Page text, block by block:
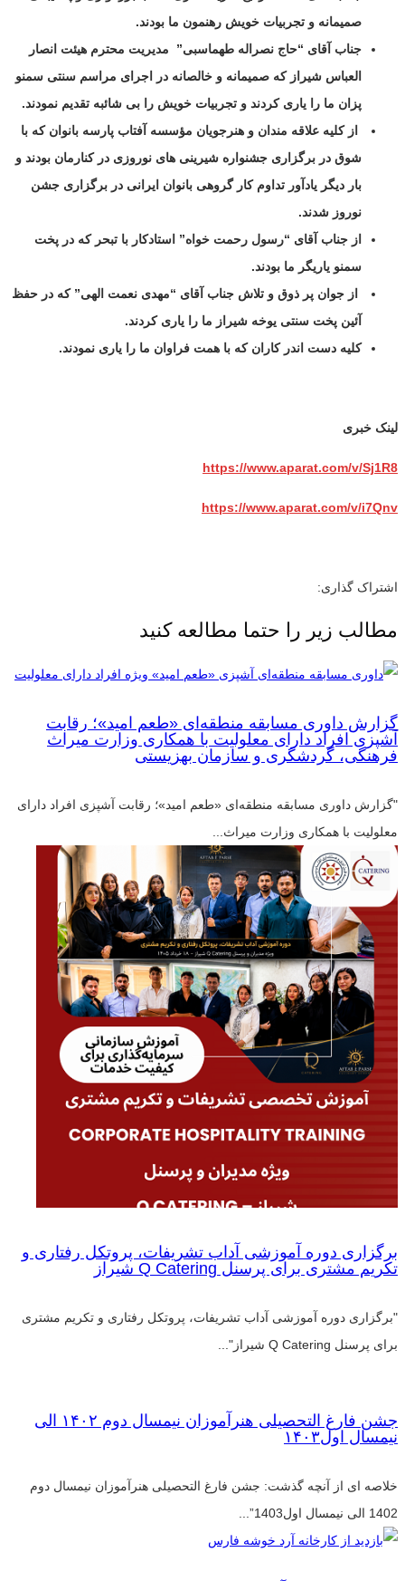
صمیمانه و تجربیات خویش رهنمون ما بودند.
جناب آقای “حاج نصراله طهماسبی”
مدیریت محترم هیئت انصار
العباس شیراز که صمیمانه و خالصانه در اجرای مراسم سنتی سمنو
پزان ما را یاری کردند و تجربیات خویش را بی شائبه تقدیم نمودند.
از کلیه علاقه مندان و هنرجویان مؤسسه آفتاب پارسه بانوان که با
شوق در برگزاری جشنواره شیرینی های نوروزی در کنارمان بودند و
بار دیگر یادآور تداوم کار گروهی بانوان ایرانی در برگزاری جشن
نوروز شدند.
از جناب آقای “رسول رحمت خواه” استادکار با تبحر که در پخت
سمنو یاریگر ما بودند.
از جوان پر ذوق و تلاش جناب آقای “مهدی نعمت الهی” که در حفظ
آئین پخت سنتی یوخه شیراز ما را یاری کردند.
کلیه دست اندر کاران که با همت فراوان ما را یاری نمودند.
لینک خبری
https://www.aparat.com/v/Sj1R8
https://www.aparat.com/v/i7Qnv
اشتراک گذاری:
مطالب زیر را حتما مطالعه کنید
گزارش داوری مسابقه منطقه‌ای «طعم امید»؛ رقابت
آشپزی افراد دارای معلولیت با همکاری وزارت میراث
فرهنگی، گردشگری و سازمان بهزیستی
"گزارش داوری مسابقه منطقه‌ای «طعم امید»؛ رقابت آشپزی افراد دارای
معلولیت با همکاری وزارت میراث...
برگزاری دوره آموزشی آداب تشریفات، پروتکل رفتاری و
تکریم مشتری برای پرسنل Q Catering شیراز
"برگزاری دوره آموزشی آداب تشریفات، پروتکل رفتاری و تکریم مشتری
برای پرسنل Q Catering شیراز"...
جشن فارغ التحصیلی هنرآموزان نیمسال دوم ۱۴۰۲ الی
نیمسال اول۱۴۰۳
خلاصه ای از آنچه گذشت: جشن فارغ التحصیلی هنرآموزان نیمسال دوم
1402 الی نیمسال اول1403”...